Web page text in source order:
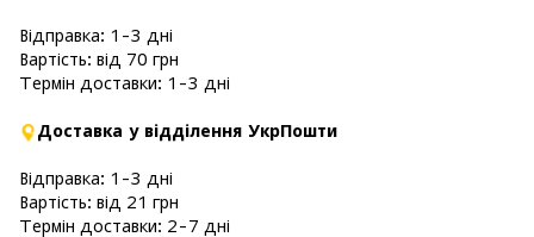
Відправка: 1-3 дні
Вартість: від 70 грн
Термін доставки: 1-3 дні
Доставка у відділення УкрПошти
Відправка: 1-3 дні
Вартість: від 21 грн
Термін доставки: 2-7 дні